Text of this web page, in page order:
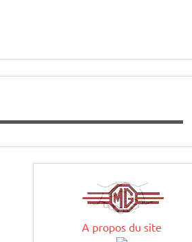
A propos du site